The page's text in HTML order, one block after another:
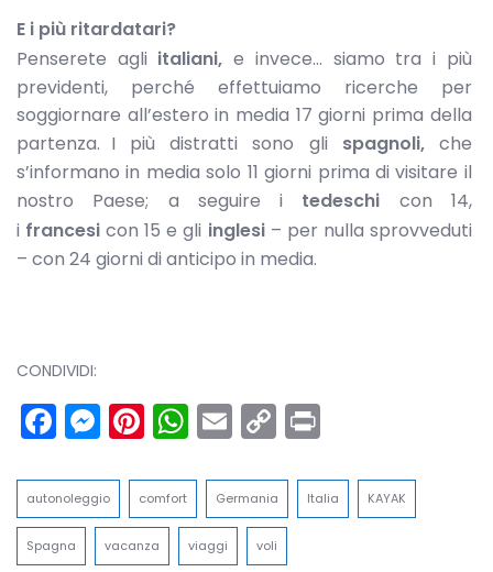
E i più ritardatari?
Penserete agli italiani,e invece… siamo tra i più
previdenti, perché effettuiamo ricerche per
soggiornare all’estero in media 17 giorni prima della
partenza. I più distratti sono gli spagnoli, che
s’informano in media solo 11 giorni prima di visitare il
nostro Paese; a seguire i tedeschi con 14,
i francesicon 15 e gli inglesi – per nulla sprovveduti
– con 24 giorni di anticipo in media.
CONDIVIDI:
Facebook
Messenger
Pinterest
WhatsApp
Email
Copy
autonoleggio comfort Germania Italia KAYAK
Spagna vacanza viaggi voli